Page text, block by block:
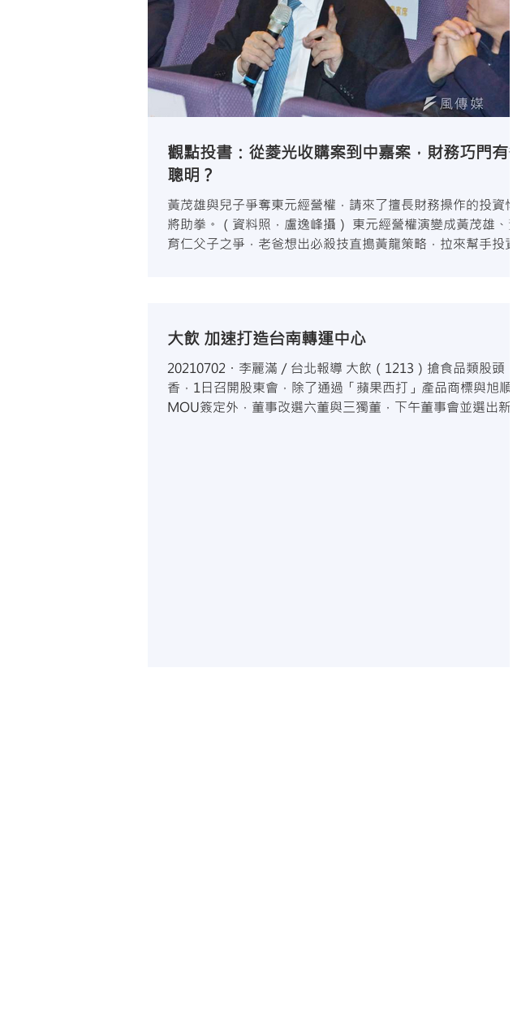
觀點投書：從菱光收購案到中嘉案，財務巧門有多
聰明？
黃茂雄與兒子爭奪東元經營權，請來了擅長財務操作的投資悍
將助拳。（資料照，盧逸峰攝） 東元經營權演變成黃茂雄、黃
育仁父子之爭，老爸想出必殺技直搗黃龍策略，拉來幫手投資
大飲 加速打造台南轉運中心
20210702・李麗滿／台北報導 大飲（1213）搶食品類股頭
香，1日召開股東會，除了通過「蘋果西打」產品商標與旭順
MOU簽定外，董事改選六董與三獨董，下午董事會並選出新任